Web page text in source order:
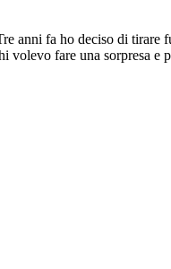
anni fa ho deciso di tirare
volevo fare una sorpresa e